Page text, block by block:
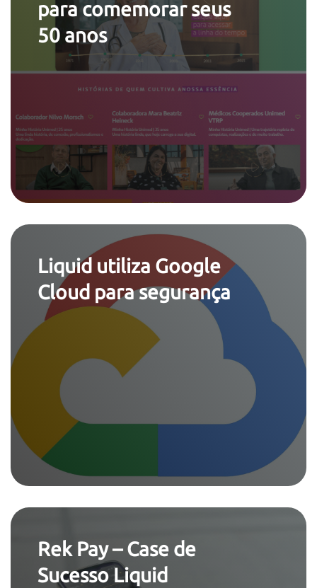
para comemorar seus
50 anos
Liquid utiliza Google
Cloud para segurança
Rek Pay – Case de
Sucesso Liquid